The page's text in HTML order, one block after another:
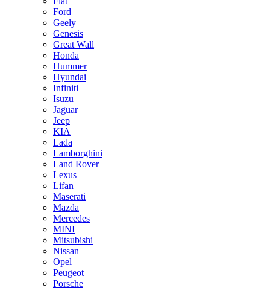
Ford
Geely
Genesis
Great Wall
Honda
Hummer
Hyundai
Infiniti
Isuzu
Jaguar
Jeep
KIA
Lada
Lamborghini
Land Rover
Lexus
Lifan
Maserati
Mazda
Mercedes
MINI
Mitsubishi
Nissan
Opel
Peugeot
Porsche